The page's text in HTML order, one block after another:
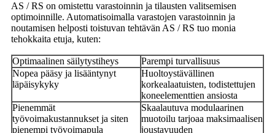
AS / RS on omistettu varastoinnin ja tilausten valitsemisen
optimoinnille. Automatisoimalla varastojen varastoinnin ja
noutamisen helposti toistuvan tehtävän AS / RS tuo monia
tehokkaita etuja, kuten:
Optimaalinen säilytystiheys
Parempi turvallisuus
Nopea pääsy ja lisääntynyt
läpäisykyky
Huoltoystävällinen
korkealaatuisten, todistettujen
koneelementtien ansiosta
Pienemmät
työvoimakustannukset ja siten
pienempi työvoimapula
Skaalautuva modulaarinen
muotoilu tarjoaa maksimaalisen
joustavuuden